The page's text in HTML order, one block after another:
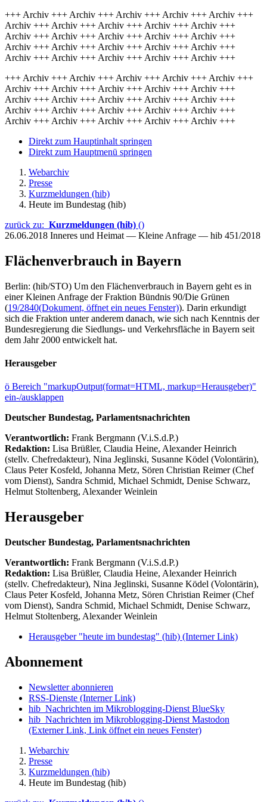
+++ Archiv +++ Archiv +++ Archiv +++ Archiv +++ Archiv +++
Archiv +++ Archiv +++ Archiv +++ Archiv +++ Archiv +++
Archiv +++ Archiv +++ Archiv +++ Archiv +++ Archiv +++
Archiv +++ Archiv +++ Archiv +++ Archiv +++ Archiv +++
Archiv +++ Archiv +++ Archiv +++ Archiv +++ Archiv +++
+++ Archiv +++ Archiv +++ Archiv +++ Archiv +++ Archiv +++
Archiv +++ Archiv +++ Archiv +++ Archiv +++ Archiv +++
Archiv +++ Archiv +++ Archiv +++ Archiv +++ Archiv +++
Archiv +++ Archiv +++ Archiv +++ Archiv +++ Archiv +++
Archiv +++ Archiv +++ Archiv +++ Archiv +++ Archiv +++
Direkt zum Hauptinhalt springen
Direkt zum Hauptmenü springen
Webarchiv
Presse
Kurzmeldungen (hib)
Heute im Bundestag (hib)
zurück zu: Kurzmeldungen (hib) ()
26.06.2018 Inneres und Heimat — Kleine Anfrage — hib 451/2018
Flächenverbrauch in Bayern
Berlin: (hib/STO) Um den Flächenverbrauch in Bayern geht es in
einer Kleinen Anfrage der Fraktion Bündnis 90/Die Grünen
(19/2840(Dokument, öffnet ein neues Fenster)). Darin erkundigt
sich die Fraktion unter anderem danach, wie sich nach Kenntnis der
Bundesregierung die Siedlungs- und Verkehrsfläche in Bayern seit
dem Jahr 2000 entwickelt hat.
Herausgeber
ö Bereich "markupOutput(format=HTML, markup=Herausgeber)"
ein-/ausklappen
Deutscher Bundestag, Parlamentsnachrichten
Verantwortlich: Frank Bergmann (V.i.S.d.P.)
Redaktion: Lisa Brüßler, Claudia Heine, Alexander Heinrich
(stellv. Chefredakteur), Nina Jeglinski, Susanne Ködel (Volontärin),
Claus Peter Kosfeld, Johanna Metz, Sören Christian Reimer (Chef
vom Dienst), Sandra Schmid, Michael Schmidt, Denise Schwarz,
Helmut Stoltenberg, Alexander Weinlein
Herausgeber
Deutscher Bundestag, Parlamentsnachrichten
Verantwortlich: Frank Bergmann (V.i.S.d.P.)
Redaktion: Lisa Brüßler, Claudia Heine, Alexander Heinrich
(stellv. Chefredakteur), Nina Jeglinski, Susanne Ködel (Volontärin),
Claus Peter Kosfeld, Johanna Metz, Sören Christian Reimer (Chef
vom Dienst), Sandra Schmid, Michael Schmidt, Denise Schwarz,
Helmut Stoltenberg, Alexander Weinlein
Herausgeber "heute im bundestag" (hib) (Interner Link)
Abonnement
Newsletter abonnieren
RSS-Dienste (Interner Link)
hib_Nachrichten im Mikroblogging-Dienst BlueSky
hib_Nachrichten im Mikroblogging-Dienst Mastodon
(Externer Link, Link öffnet ein neues Fenster)
Webarchiv
Presse
Kurzmeldungen (hib)
Heute im Bundestag (hib)